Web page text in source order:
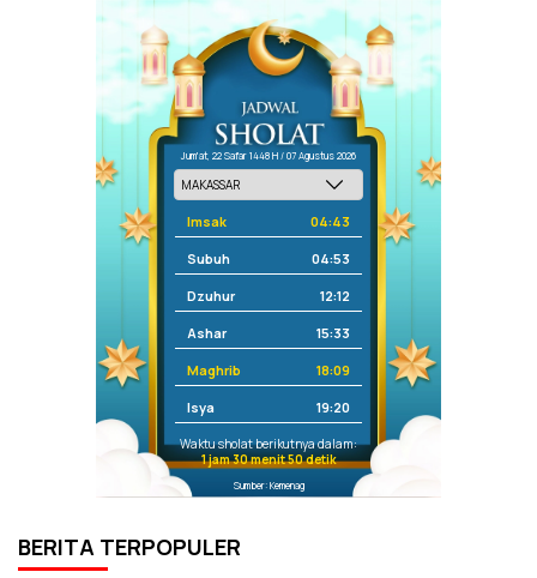
Jum'at, 22 Safar 1448 H / 07 Agustus 2026
Imsak 04:43
Subuh 04:53
Dzuhur 12:12
Ashar 15:33
Maghrib 18:09
Isya 19:20
Waktu sholat berikutnya dalam:
1 jam 30 menit 50 detik
Sumber: Kemenag
BERITA TERPOPULER